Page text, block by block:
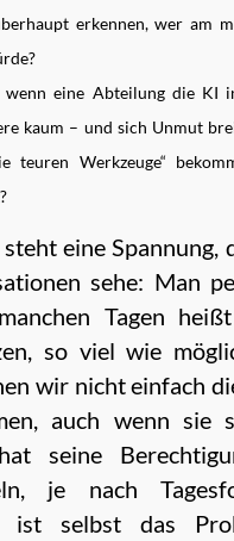
erkennen, wer am
wenn eine Abteilung die KI
kaum – und sich Unmut
teuren Werkzeuge“
eine Spannung,
sehe: Man
Tagen
so viel wie
wir nicht einfach
auch wenn sie
seine
je nach
ist selbst das